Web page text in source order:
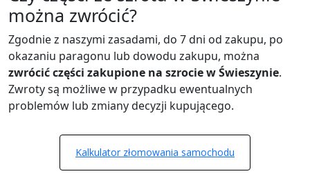
można zwrócić?
Zgodnie z naszymi zasadami, do 7 dni od zakupu, po
okazaniu paragonu lub dowodu zakupu, można
zwrócić części zakupione na szrocie w Świeszynie.
Zwroty są możliwe w przypadku ewentualnych
problemów lub zmiany decyzji kupującego.
Kalkulator złomowania samochodu